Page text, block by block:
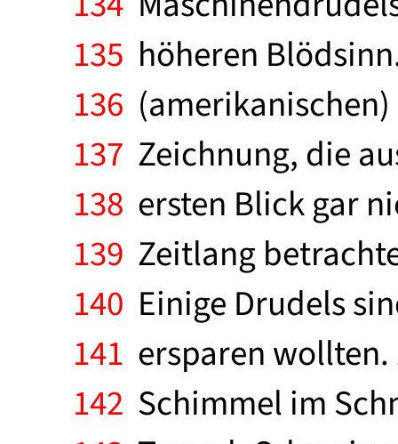
135 höheren
136
137 Zeichnung, die
138 ersten Blick gar
139 Zeitlang
140 Einige Drudels
141 ersparen
142 Schimmel im